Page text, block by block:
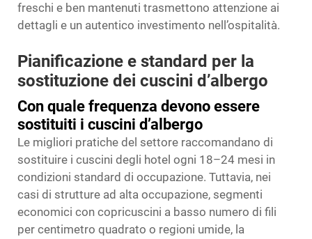
freschi e ben mantenuti trasmettono attenzione ai
dettagli e un autentico investimento nell’ospitalità.
Pianificazione e standard per la
sostituzione dei cuscini d’albergo
Con quale frequenza devono essere
sostituiti i cuscini d’albergo
Le migliori pratiche del settore raccomandano di
sostituire i cuscini degli hotel ogni 18–24 mesi in
condizioni standard di occupazione. Tuttavia, nei
casi di strutture ad alta occupazione, segmenti
economici con copricuscini a basso numero di fili
per centimetro quadrato o regioni umide, la